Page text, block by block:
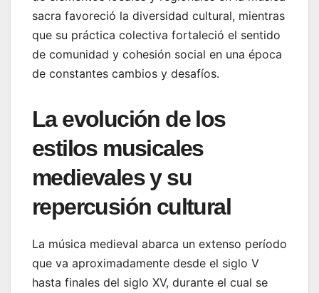
sacra favoreció la diversidad cultural, mientras
que su práctica colectiva fortaleció el sentido
de comunidad y cohesión social en una época
de constantes cambios y desafíos.
La evolución de los
estilos musicales
medievales y su
repercusión cultural
La música medieval abarca un extenso período
que va aproximadamente desde el siglo V
hasta finales del siglo XV, durante el cual se